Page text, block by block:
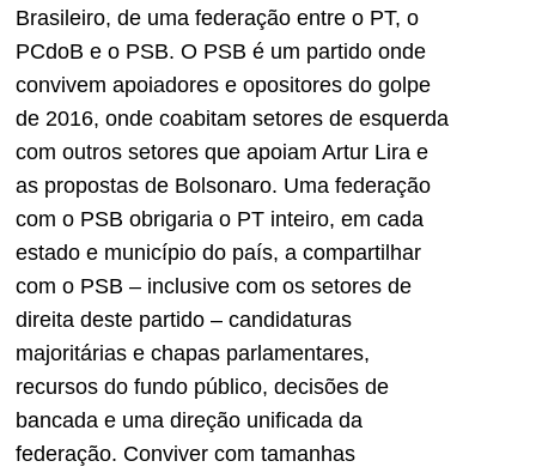
Brasileiro, de uma federação entre o PT, o
PCdoB e o PSB. O PSB é um partido onde
convivem apoiadores e opositores do golpe
de 2016, onde coabitam setores de esquerda
com outros setores que apoiam Artur Lira e
as propostas de Bolsonaro. Uma federação
com o PSB obrigaria o PT inteiro, em cada
estado e município do país, a compartilhar
com o PSB – inclusive com os setores de
direita deste partido – candidaturas
majoritárias e chapas parlamentares,
recursos do fundo público, decisões de
bancada e uma direção unificada da
federação. Conviver com tamanhas